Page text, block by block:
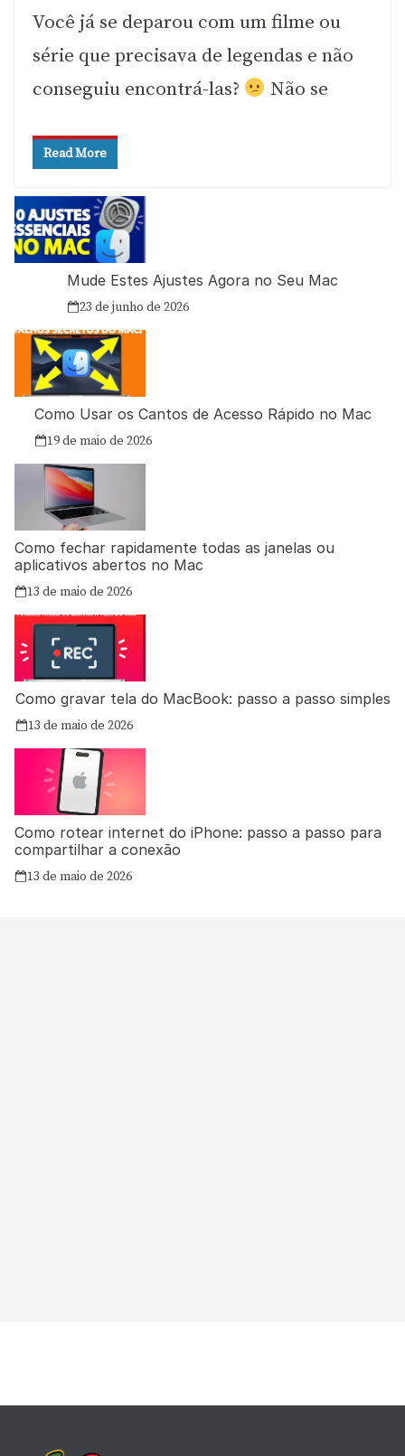
Você já se deparou com um filme ou
série que precisava de legendas e não
conseguiu encontrá-las?
Não se
Read More
Mude Estes Ajustes Agora no Seu Mac
23 de junho de 2026
Como Usar os Cantos de Acesso Rápido no Mac
19 de maio de 2026
Como fechar rapidamente todas as janelas ou
aplicativos abertos no Mac
13 de maio de 2026
Como gravar tela do MacBook: passo a passo simples
13 de maio de 2026
Como rotear internet do iPhone: passo a passo para
compartilhar a conexão
13 de maio de 2026